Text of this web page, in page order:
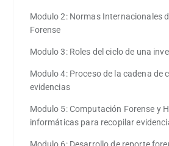
Modulo 2: Normas Internacionales
Forense
Modulo 3: Roles del ciclo de una
Modulo 4: Proceso de la cadena de
evidencias
Modulo 5: Computación Forense y
informáticas para recopilar